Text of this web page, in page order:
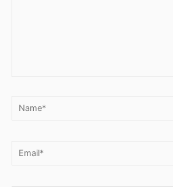
Name*
Email*